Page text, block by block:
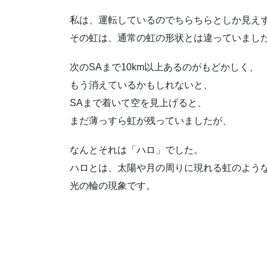
私は、運転しているのでちらちらとしか見えず
その虹は、通常の虹の形状とは違っていました
次のSAまで10km以上あるのがもどかしく、
もう消えているかもしれないと、
SAまで着いて空を見上げると、
まだ薄っすら虹が残っていましたが、
なんとそれは「ハロ」でした。
ハロとは、太陽や月の周りに現れる虹のよう
光の輪の現象です。